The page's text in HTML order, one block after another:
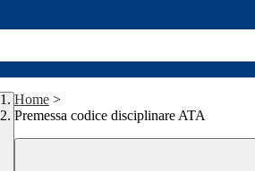
Home >
Premessa codice disciplinare ATA